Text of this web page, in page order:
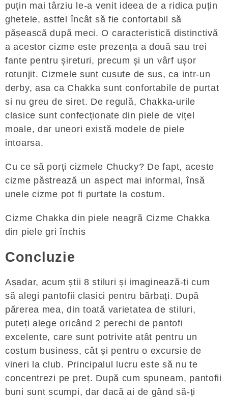
puțin mai târziu le-a venit ideea de a ridica puțin
ghetele, astfel încât să fie confortabil să
pășească după meci. O caracteristică distinctivă
a acestor cizme este prezența a două sau trei
fante pentru șireturi, precum și un vârf ușor
rotunjit. Cizmele sunt cusute de sus, ca intr-un
derby, asa ca Chakka sunt confortabile de purtat
si nu greu de siret. De regulă, Chakka-urile
clasice sunt confecționate din piele de vițel
moale, dar uneori există modele de piele
intoarsa.
Cu ce ​​să porți cizmele Chucky? De fapt, aceste
cizme păstrează un aspect mai informal, însă
unele cizme pot fi purtate la costum.
Cizme Chakka din piele neagră Cizme Chakka
din piele gri închis
Concluzie
Așadar, acum știi 8 stiluri și imaginează-ți cum
să alegi pantofii clasici pentru bărbați. După
părerea mea, din toată varietatea de stiluri,
puteți alege oricând 2 perechi de pantofi
excelente, care sunt potrivite atât pentru un
costum business, cât și pentru o excursie de
vineri la club. Principalul lucru este să nu te
concentrezi pe preț. După cum spuneam, pantofii
buni sunt scumpi, dar dacă ai de gând să-ți